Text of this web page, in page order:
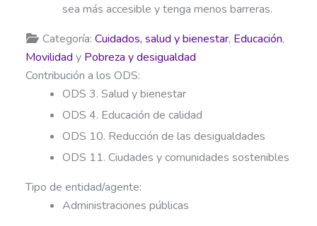
sea más accesible y tenga menos barreras.
Categoría: Cuidados, salud y bienestar, Educación,
Movilidad y Pobreza y desigualdad
Contribución a los ODS:
ODS 3. Salud y bienestar
ODS 4. Educación de calidad
ODS 10. Reducción de las desigualdades
ODS 11. Ciudades y comunidades sostenibles
Tipo de entidad/agente:
Administraciones públicas